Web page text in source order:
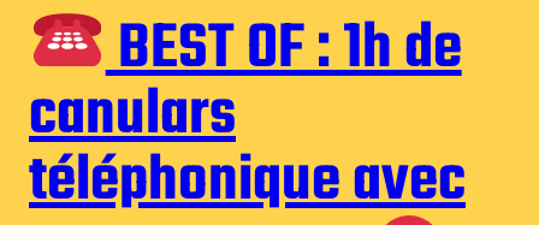
BEST OF : 1h de
canulars
téléphonique avec